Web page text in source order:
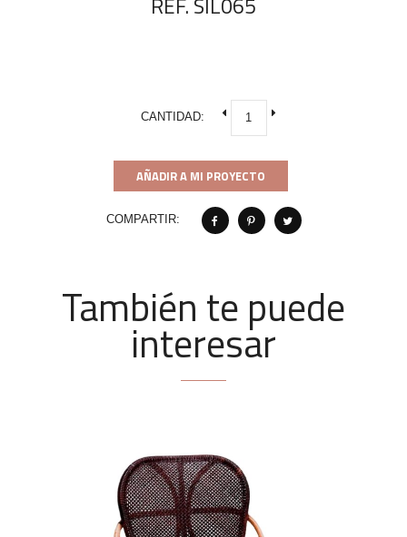
CANTIDAD:
AÑADIR A MI PROYECTO
COMPARTIR:
También te puede
interesar